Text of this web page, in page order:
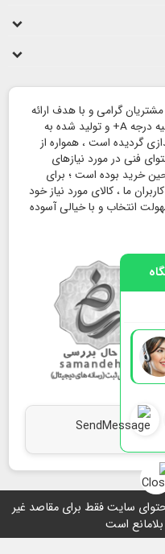
گرامی و با هدف ارائه
کالاهایی با کیفیت تولید شده با مواد اولیه درجه A+ و تولید شده به
گردیده است ، همواره از
فنی در مورد نیازهای
خرید بوده است ؛ برای
ما ، کالای مورد نیاز خود
انتخاب و با خیالی آسوده
بیابید
سايت فقط برای مقاصد غیر
است